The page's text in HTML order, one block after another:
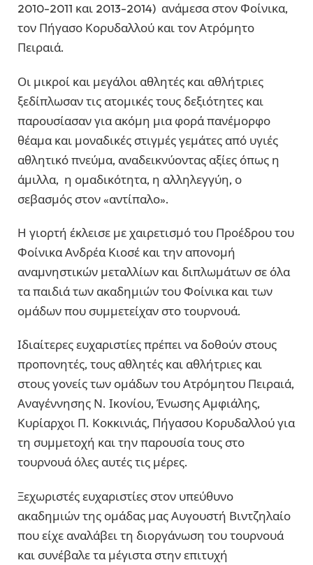
2010-2011 και 2013-2014) ανάμεσα στον Φοίνικα,
τον Πήγασο Κορυδαλλού και τον Ατρόμητο
Πειραιά.
Οι μικροί και μεγάλοι αθλητές και αθλήτριες
ξεδίπλωσαν τις ατομικές τους δεξιότητες και
παρουσίασαν για ακόμη μια φορά πανέμορφο
θέαμα και μοναδικές στιγμές γεμάτες από υγιές
αθλητικό πνεύμα, αναδεικνύοντας αξίες όπως η
άμιλλα, η ομαδικότητα, η αλληλεγγύη, ο
σεβασμός στον «αντίπαλο».
Η γιορτή έκλεισε με χαιρετισμό του Προέδρου του
Φοίνικα Ανδρέα Κιοσέ και την απονομή
αναμνηστικών μεταλλίων και διπλωμάτων σε όλα
τα παιδιά των ακαδημιών του Φοίνικα και των
ομάδων που συμμετείχαν στο τουρνουά.
Ιδιαίτερες ευχαριστίες πρέπει να δοθούν στους
προπονητές, τους αθλητές και αθλήτριες και
στους γονείς των ομάδων του Ατρόμητου Πειραιά,
Αναγέννησης Ν. Ικονίου, Ένωσης Αμφιάλης,
Κυρίαρχοι Π. Κοκκινιάς, Πήγασου Κορυδαλλού για
τη συμμετοχή και την παρουσία τους στο
τουρνουά όλες αυτές τις μέρες.
Ξεχωριστές ευχαριστίες στον υπεύθυνο
ακαδημιών της ομάδας μας Αυγουστή Βιντζηλαίο
που είχε αναλάβει τη διοργάνωση του τουρνουά
και συνέβαλε τα μέγιστα στην επιτυχή